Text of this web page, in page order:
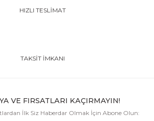
HIZLI TESLİMAT
TAKSİT İMKANI
VE FIRSATLARI KAÇIRMAYIN!
İlk Siz Haberdar Olmak İçin Abone Olun: